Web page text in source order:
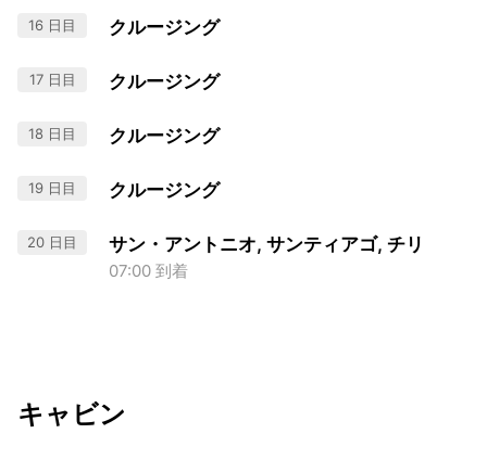
16 日目 クルージング
17 日目 クルージング
18 日目 クルージング
19 日目 クルージング
20 日目 サン・アントニオ, サンティアゴ, チリ
07:00 到着
キャビン